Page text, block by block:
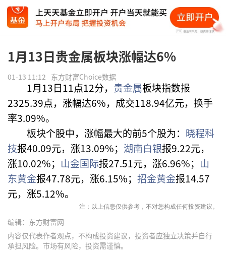
1月13日贵金属板块涨幅达6%
01-13 11:12 东方财富Choice数据
1月13日11点12分， 贵金属板块指数报
2325.39点，涨幅达6%，成交118.94亿元，换手
率3.09%。
板块个股中，涨幅最大的前5个股为： 晓程科
技报40.09元，涨13.09%； 湖南白银报9.22元，
涨10.02%； 山金国际报27.51元，涨6.96%； 山
东黄金报47.78元，涨6.15%； 招金黄金报14.57
元，涨5.12%。
注：以上信息仅供参考，不对您构成任何投资建议。
编辑：东方财富网
内容仅代表作者观点，不构成投资建议，投资者应独立决策并自行
承担风险。市场有风险，投资需谨慎。